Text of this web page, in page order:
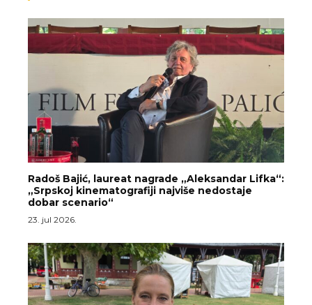
Radoš Bajić, laureat nagrade „Aleksandar Lifka“:
„Srpskoj kinematografiji najviše nedostaje
dobar scenario“
23. jul 2026.